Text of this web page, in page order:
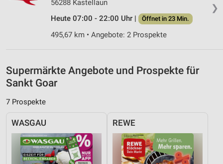
❯
56288 Kastellaun
Heute 07:00 - 22:00 Uhr |
Öffnet in 23 Min.
495,67 km • Angebote: 2 Prospekte
Supermärkte Angebote und Prospekte für
Sankt Goar
7 Prospekte
WASGAU REWE
Verwendung von Profilen zur Auswahl
personalisierter Werbung
Verwendung von Profilen zur Auswahl
personalisierter Inhalte
Messung der Werbeleistung
Messung der Performance von Inhalten
Analyse von Zielgruppen durch Statistiken oder
Kombinationen von Daten aus verschiedenen
Quellen